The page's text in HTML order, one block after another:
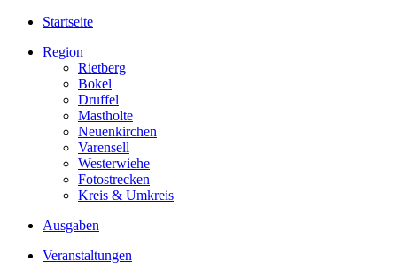
Startseite
Region
Rietberg
Bokel
Druffel
Mastholte
Neuenkirchen
Varensell
Westerwiehe
Fotostrecken
Kreis & Umkreis
Ausgaben
Veranstaltungen